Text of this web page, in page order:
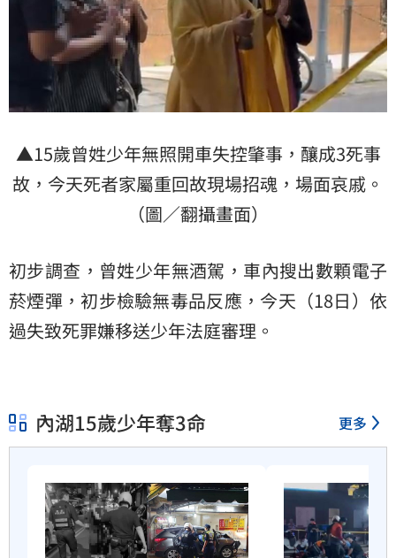
▲15歲曾姓少年無照開車失控肇事，釀成3死事
故，今天死者家屬重回故現場招魂，場面哀戚。
（圖／翻攝畫面）
初步調查，曾姓少年無酒駕，車內搜出數顆電子
菸煙彈，初步檢驗無毒品反應，今天（18日）依
過失致死罪嫌移送少年法庭審理。
內湖15歲少年奪3命 更多